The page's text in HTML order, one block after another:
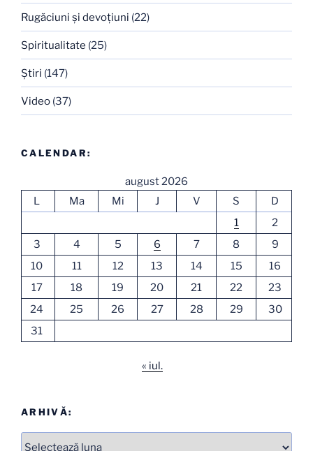
Rugăciuni şi devoţiuni (22)
Spiritualitate (25)
Ştiri (147)
Video (37)
CALENDAR:
august 2026
L
Ma Mi J V S
D
1
2
3
4 5 6 7 8
9
10
11 12 13 14 15
16
17
18 19 20 21 22
23
24
25 26 27 28 29
30
31
« iul.
ARHIVĂ:
Arhive